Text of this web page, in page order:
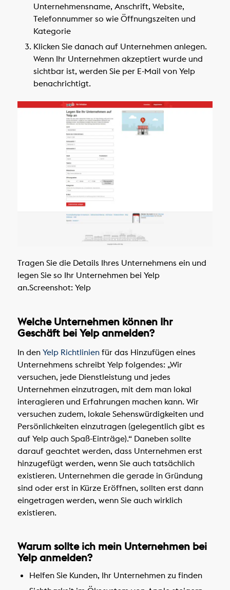
Unternehmensname, Anschrift, Website,
Telefonnummer so wie Öffnungszeiten und
Kategorie
Klicken Sie danach auf Unternehmen anlegen.
Wenn Ihr Unternehmen akzeptiert wurde und
sichtbar ist, werden Sie per E-Mail von Yelp
benachrichtigt.
Tragen Sie die Details Ihres Unternehmens ein und
legen Sie so Ihr Unternehmen bei Yelp
an.Screenshot: Yelp
Welche Unternehmen können Ihr
Geschäft bei Yelp anmelden?
In den Yelp Richtlinienfür das Hinzufügen eines
Unternehmens schreibt Yelp folgendes: „Wir
versuchen, jede Dienstleistung und jedes
Unternehmen einzutragen, mit dem man lokal
interagieren und Erfahrungen machen kann. Wir
versuchen zudem, lokale Sehenswürdigkeiten und
Persönlichkeiten einzutragen (gelegentlich gibt es
auf Yelp auch Spaß-Einträge).“ Daneben sollte
darauf geachtet werden, dass Unternehmen erst
hinzugefügt werden, wenn Sie auch tatsächlich
existieren. Unternehmen die gerade in Gründung
sind oder erst in Kürze Eröffnen, sollten erst dann
eingetragen werden, wenn Sie auch wirklich
existieren.
Warum sollte ich mein Unternehmen bei
Yelp anmelden?
Helfen Sie Kunden, Ihr Unternehmen zu finden